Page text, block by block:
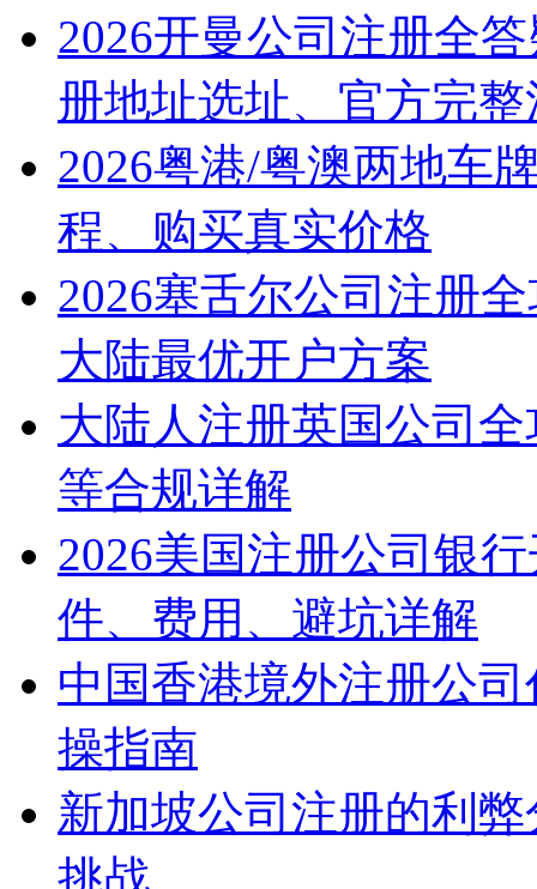
2026开曼公司注册全
册地址选址、官方完
2026粤港/粤澳两地车
程、购买真实价格
2026塞舌尔公司注册
大陆最优开户方案
大陆人注册英国公司
等合规详解
2026美国注册公司银
件、费用、避坑详解
中国香港境外注册公
操指南
新加坡公司注册的利
挑战